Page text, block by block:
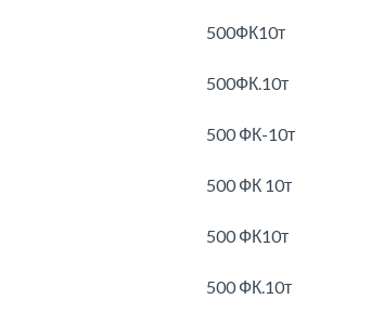
500ФК10т
500ФК.10т
500 ФК-10т
500 ФК 10т
500 ФК10т
500 ФК.10т